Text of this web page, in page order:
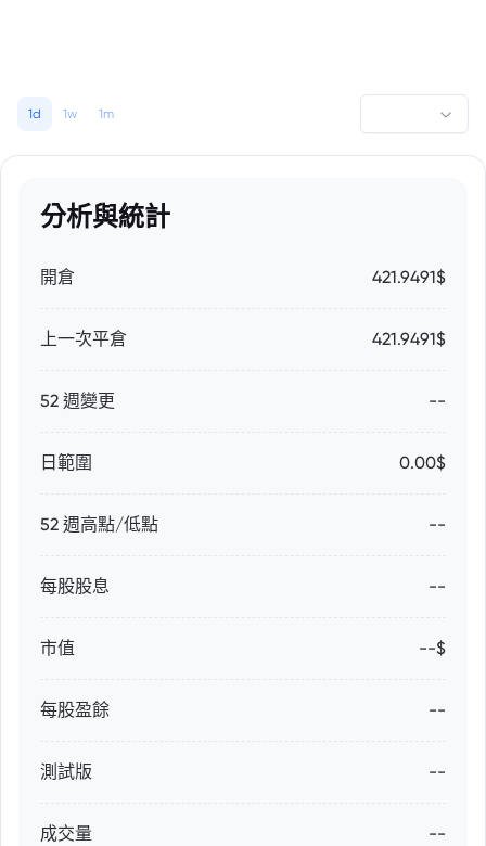
1d 1w 1m
分析與統計
開倉 421.9491$
上一次平倉 421.9491$
52 週變更 --
日範圍 0.00$
52 週高點/低點 --
每股股息 --
市值 --$
每股盈餘 --
測試版 --
成交量 --